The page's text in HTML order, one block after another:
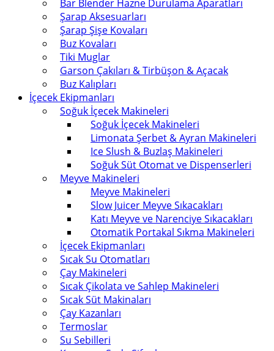
Bar Blender Hazne Durulama Aparatları
Şarap Aksesuarları
Şarap Şişe Kovaları
Buz Kovaları
Tiki Muglar
Garson Çakıları & Tirbüşon & Açacak
Buz Kalıpları
İçecek Ekipmanları
Soğuk İçecek Makineleri
Soğuk İçecek Makineleri
Limonata Şerbet & Ayran Makineleri
Ice Slush & Buzlaş Makineleri
Soğuk Süt Otomat ve Dispenserleri
Meyve Makineleri
Meyve Makineleri
Slow Juicer Meyve Sıkacakları
Katı Meyve ve Narenciye Sıkacakları
Otomatik Portakal Sıkma Makineleri
İçecek Ekipmanları
Sıcak Su Otomatları
Çay Makineleri
Sıcak Çikolata ve Sahlep Makineleri
Sıcak Süt Makinaları
Çay Kazanları
Termoslar
Su Sebilleri